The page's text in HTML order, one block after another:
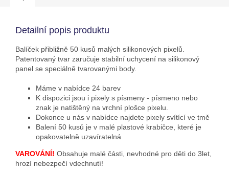
Detailní popis produktu
Balíček přibližně 50 kusů malých silikonových pixelů.
Patentovaný tvar zaručuje stabilní uchycení na silikonový
panel se speciálně tvarovanými body.
Máme v nabídce 24 barev
K dispozici jsou i pixely s písmeny - písmeno nebo
znak je natištěný na vrchní plošce pixelu.
Dokonce u nás v nabídce najdete pixely svítící ve tmě
Balení 50 kusů je v malé plastové krabičce, které je
opakovatelně uzavíratelná
VAROVÁNÍ! Obsahuje malé části, nevhodné pro děti do 3let,
hrozí nebezpečí vdechnutí!